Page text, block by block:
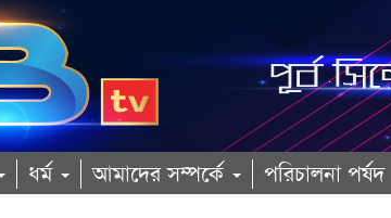
ধর্ম আমাদের সম্পর্কে পরিচালনা পর্ষদ